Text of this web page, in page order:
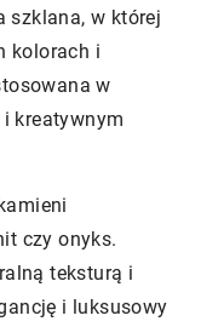
szklana, w której
kolorach i
w
kreatywnym
czy onyks.
teksturą i
i luksusowy